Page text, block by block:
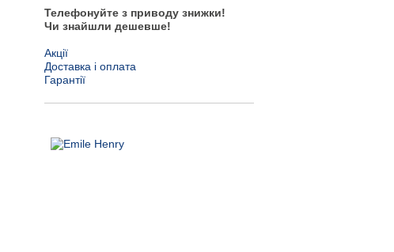
Телефонуйте з приводу знижки!
Чи знайшли дешевше!
Акції
Доставка і оплата
Гарантії